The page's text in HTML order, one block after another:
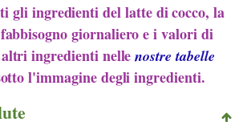
gli ingredienti del latte di cocco, la
giornaliero e i valori di
ingredienti nellenostre tabelle
l'immagine degli ingredienti.